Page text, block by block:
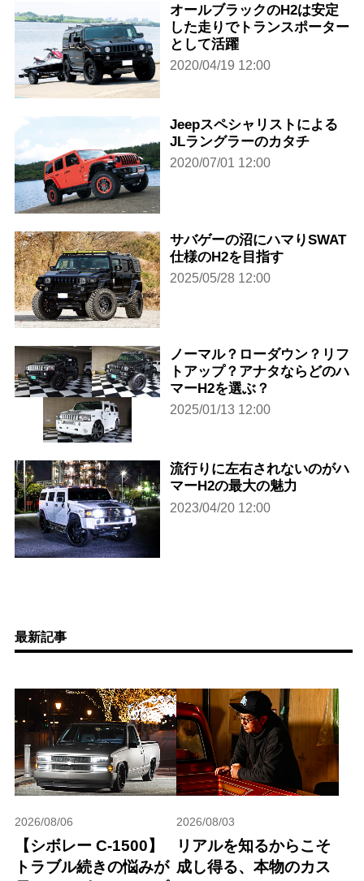
オールブラックのH2は安定
した走りでトランスポーター
として活躍
2020/04/19 12:00
Jeepスペシャリストによる
JLラングラーのカタチ
2020/07/01 12:00
サバゲーの沼にハマりSWAT
仕様のH2を目指す
2025/05/28 12:00
ノーマル？ローダウン？リフ
トアップ？アナタならどのハ
マーH2を選ぶ？
2025/01/13 12:00
流行りに左右されないのがハ
マーH2の最大の魅力
2023/04/20 12:00
最新記事
2026/08/06
【シボレー C-1500】
トラブル続きの悩みが
2026/08/03
リアルを知るからこそ
成し得る、本物のカス